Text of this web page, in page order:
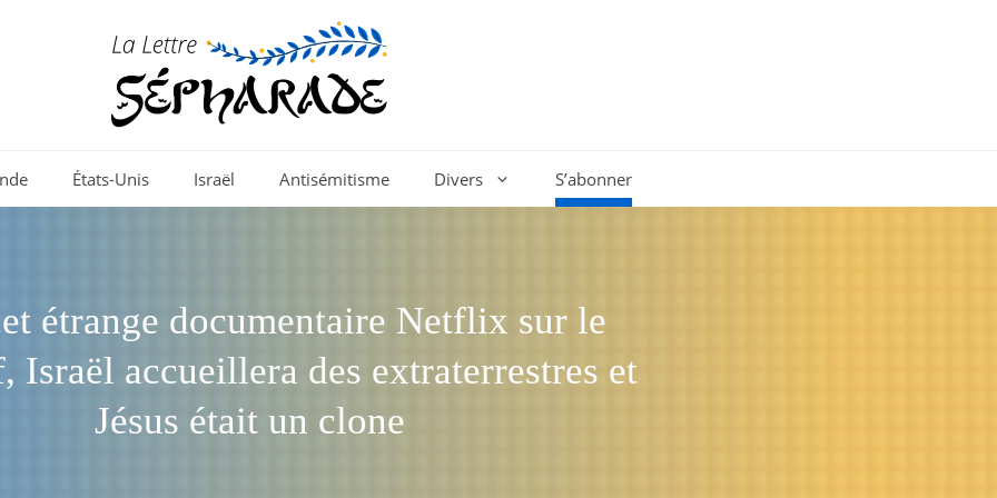
États-Unis Israël Antisémitisme Divers S’abonner
étrange documentaire Netflix sur le
Israël accueillera des extraterrestres et
Jésus était un clone